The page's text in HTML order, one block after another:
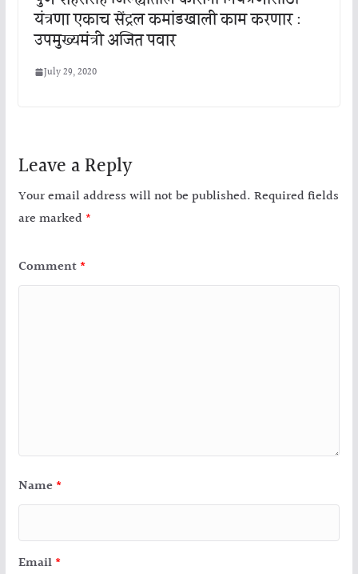
यंत्रणा एकाच सेंट्रल कमांडखाली काम करणार :
उपमुख्यमंत्री अजित पवार
July 29, 2020
Leave a Reply
Your email address will not be published. Required fields
are marked *
Comment *
Name *
Email *